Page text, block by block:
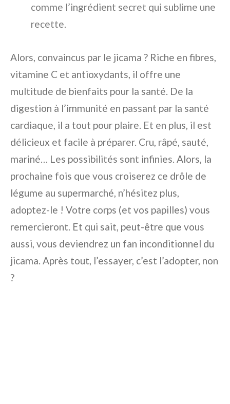
comme l’ingrédient secret qui sublime une
recette.
Alors, convaincus par le jicama ? Riche en fibres,
vitamine C et antioxydants, il offre une
multitude de bienfaits pour la santé. De la
digestion à l’immunité en passant par la santé
cardiaque, il a tout pour plaire. Et en plus, il est
délicieux et facile à préparer. Cru, râpé, sauté,
mariné… Les possibilités sont infinies. Alors, la
prochaine fois que vous croiserez ce drôle de
légume au supermarché, n’hésitez plus,
adoptez-le ! Votre corps (et vos papilles) vous
remercieront. Et qui sait, peut-être que vous
aussi, vous deviendrez un fan inconditionnel du
jicama. Après tout, l’essayer, c’est l’adopter, non
?